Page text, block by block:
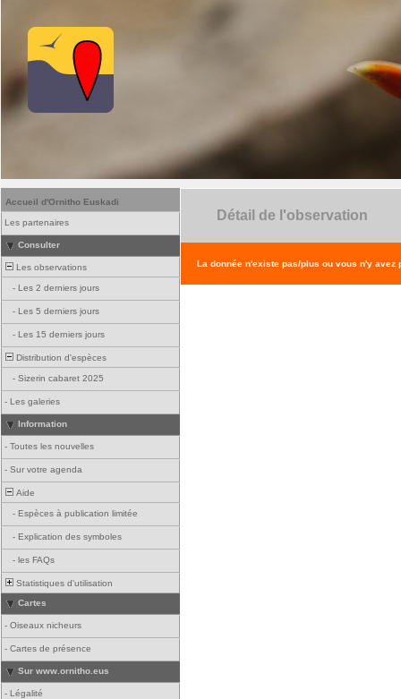
Accueil d'Ornitho Euskadi
Les partenaires
Consulter
Les observations
- Les 2 derniers jours
- Les 5 derniers jours
- Les 15 derniers jours
Distribution d'espèces
- Sizerin cabaret 2025
- Les galeries
Information
- Toutes les nouvelles
- Sur votre agenda
Aide
- Espèces à publication limitée
- Explication des symboles
- les FAQs
Statistiques d'utilisation
Cartes
- Oiseaux nicheurs
- Cartes de présence
Sur www.ornitho.eus
- Légalité
Détail de l'observation
La donnée n'existe pas/plus ou vous n'y avez